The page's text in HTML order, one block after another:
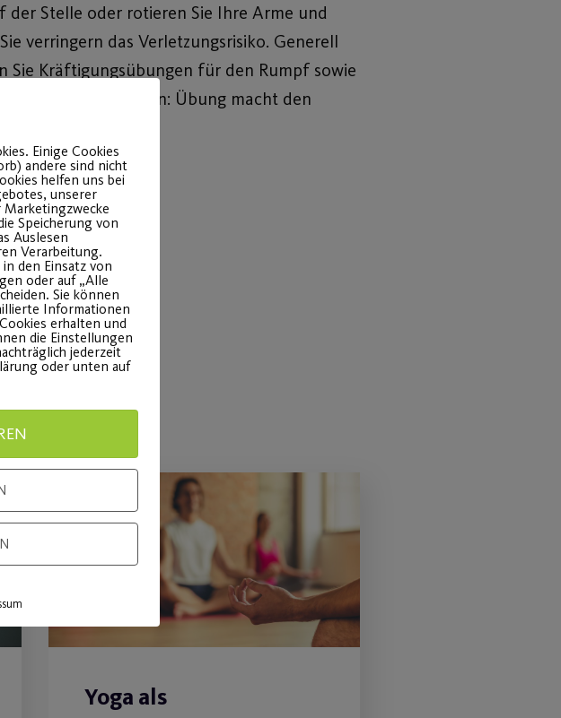
Stelle oder rotieren Sie Ihre Arme und
verringern das Verletzungsrisiko. Generell
Sie Kräftigungsübungen für den Rumpf sowie
denken Sie daran: Übung macht den
wichtig.
18
Yoga als
Einige Cookies
andere sind nicht
helfen uns bei
unserer
Speicherung von
Auslesen
Verarbeitung.
den Einsatz von
oder auf „Alle
Sie können
Informationen
erhalten und
die Einstellungen
jederzeit
oder unten auf